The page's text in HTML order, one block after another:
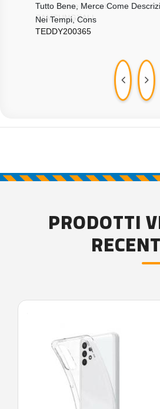
Tutto Bene, Merce Come
Nei Tempi, Cons
TEDDY200365
PRODOTTI